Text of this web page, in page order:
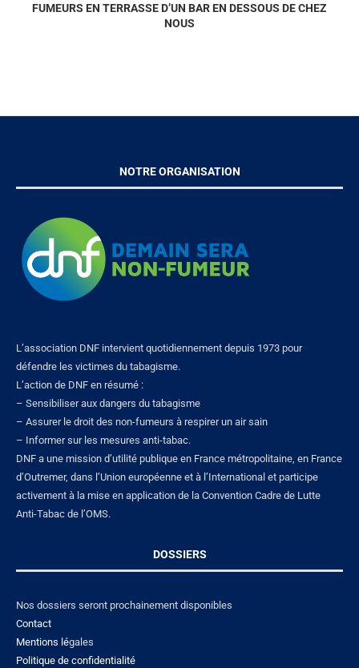
FUMEURS EN TERRASSE D’UN BAR EN DESSOUS DE CHEZ
NOUS
NOTRE ORGANISATION
L’association DNF intervient quotidiennement depuis 1973 pour
défendre les victimes du tabagisme.
L’action de DNF en résumé :
– Sensibiliser aux dangers du tabagisme
– Assurer le droit des non-fumeurs à respirer un air sain
– Informer sur les mesures anti-tabac.
DNF a une mission d’utilité publique en France métropolitaine, en France
d’Outremer, dans l’Union européenne et à l’International et participe
activement à la mise en application de la Convention Cadre de Lutte
Anti-Tabac de l’OMS.
DOSSIERS
Nos dossiers seront prochainement disponibles
Contact
Mentions légales
Politique de confidentialité